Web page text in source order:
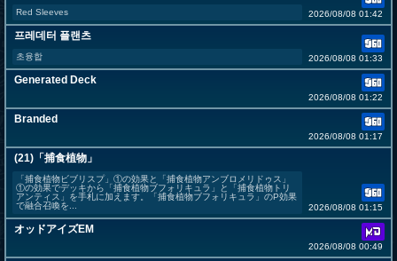
Red Sleeves 2026/08/08 01:42
프레데터 플랜츠
초융합 2026/08/08 01:33
Generated Deck
2026/08/08 01:22
Branded
2026/08/08 01:17
(21)「捕食植物」
「捕食植物ビブリスプ」①の効果と「捕食植物アンブロメリドゥス」
①の効果でデッキから「捕食植物ブフォリキュラ」と「捕食植物トリ
アンティス」を手札に加えます。「捕食植物ブフォリキュラ」のP効果
で融合召喚を...
2026/08/08 01:15
オッドアイズEM
2026/08/08 00:49